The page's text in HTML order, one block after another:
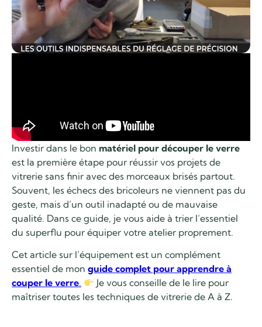
Investir dans le bon matériel pour découper le verre
est la première étape pour réussir vos projets de
vitrerie sans finir avec des morceaux brisés partout.
Souvent, les échecs des bricoleurs ne viennent pas du
geste, mais d’un outil inadapté ou de mauvaise
qualité. Dans ce guide, je vous aide à trier l’essentiel
du superflu pour équiper votre atelier proprement.
Cet article sur l’équipement est un complément
essentiel de mon guide complet pour apprendre à
couper le verre.
Je vous conseille de le lire pour
maîtriser toutes les techniques de vitrerie de A à Z.